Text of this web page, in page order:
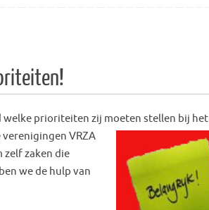
welke prioriteiten zij moeten stellen bij het
VRZA
zelf zaken die
we de hulp van